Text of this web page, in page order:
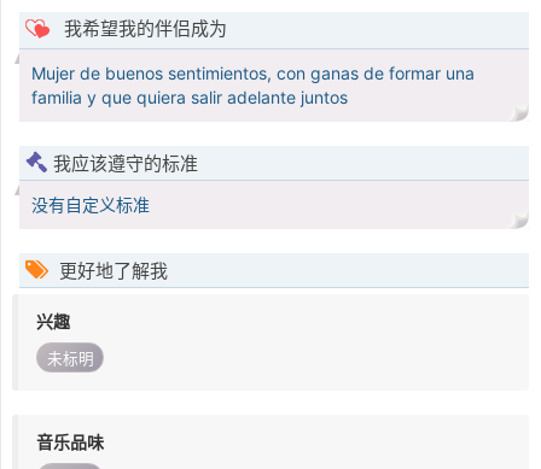
我希望我的伴侣成为
Mujer de buenos sentimientos, con ganas de formar una
familia y que quiera salir adelante juntos
我应该遵守的标准
没有自定义标准
更好地了解我
兴趣
未标明
音乐品味